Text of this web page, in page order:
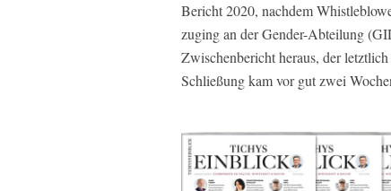
Bericht 2020, nachdem
zuging an der Gender-Abteilung
Zwischenbericht heraus, der
Schließung kam vor gut zwei